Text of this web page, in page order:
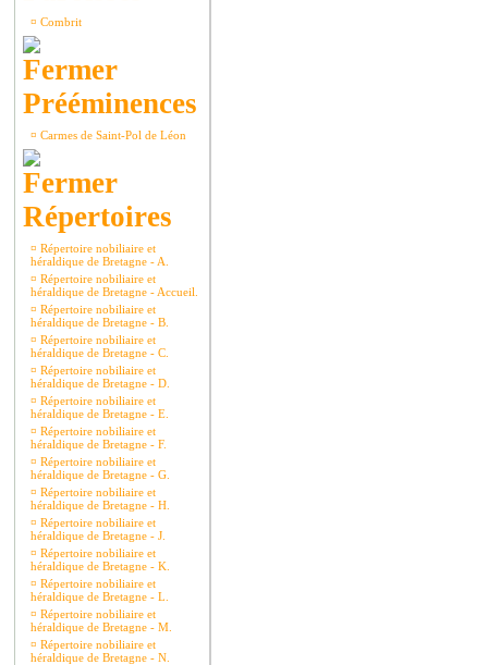
¤ Combrit
Prééminences
¤ Carmes de Saint-Pol de Léon
Répertoires
¤ Répertoire nobiliaire et
héraldique de Bretagne - A.
¤ Répertoire nobiliaire et
héraldique de Bretagne - Accueil.
¤ Répertoire nobiliaire et
héraldique de Bretagne - B.
¤ Répertoire nobiliaire et
héraldique de Bretagne - C.
¤ Répertoire nobiliaire et
héraldique de Bretagne - D.
¤ Répertoire nobiliaire et
héraldique de Bretagne - E.
¤ Répertoire nobiliaire et
héraldique de Bretagne - F.
¤ Répertoire nobiliaire et
héraldique de Bretagne - G.
¤ Répertoire nobiliaire et
héraldique de Bretagne - H.
¤ Répertoire nobiliaire et
héraldique de Bretagne - J.
¤ Répertoire nobiliaire et
héraldique de Bretagne - K.
¤ Répertoire nobiliaire et
héraldique de Bretagne - L.
¤ Répertoire nobiliaire et
héraldique de Bretagne - M.
¤ Répertoire nobiliaire et
héraldique de Bretagne - N.